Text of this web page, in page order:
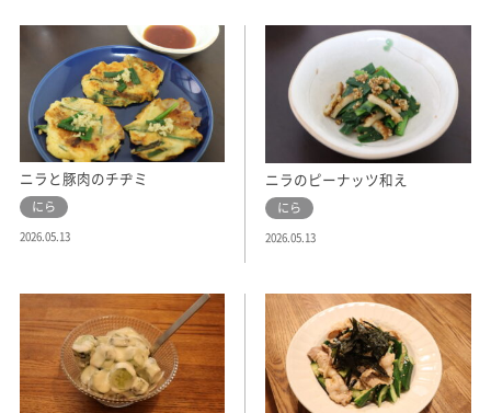
ニラと豚肉のチヂミ
にら
2026.05.13
ニラのピーナッツ和え
にら
2026.05.13